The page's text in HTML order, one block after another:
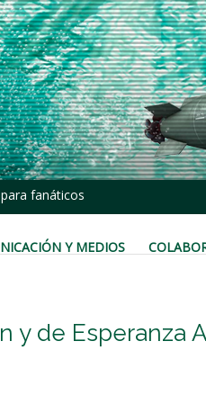
fanáticos
Y MEDIOS
y de Esperanza